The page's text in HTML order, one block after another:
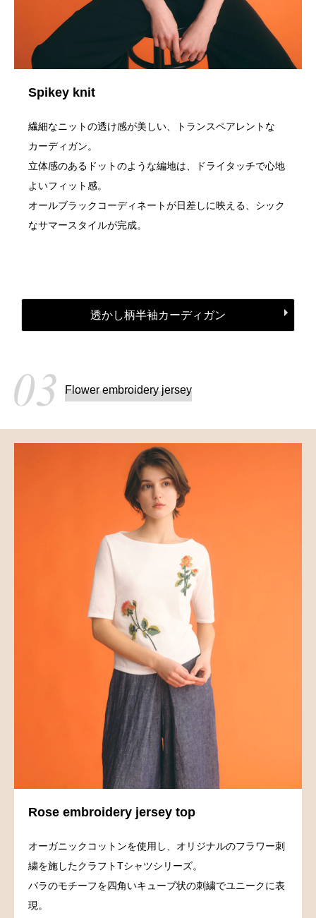
Spikey knit
繊細なニットの透け感が美しい、トランスペアレントな
カーディガン。
立体感のあるドットのような編地は、ドライタッチで心地
よいフィット感。
オールブラックコーディネートが日差しに映える、シック
なサマースタイルが完成。
透かし柄半袖カーディガン
Flower embroidery jersey
Rose embroidery jersey top
オーガニックコットンを使用し、オリジナルのフラワー刺
繍を施したクラフトTシャツシリーズ。
バラのモチーフを四角いキューブ状の刺繍でユニークに表
現。